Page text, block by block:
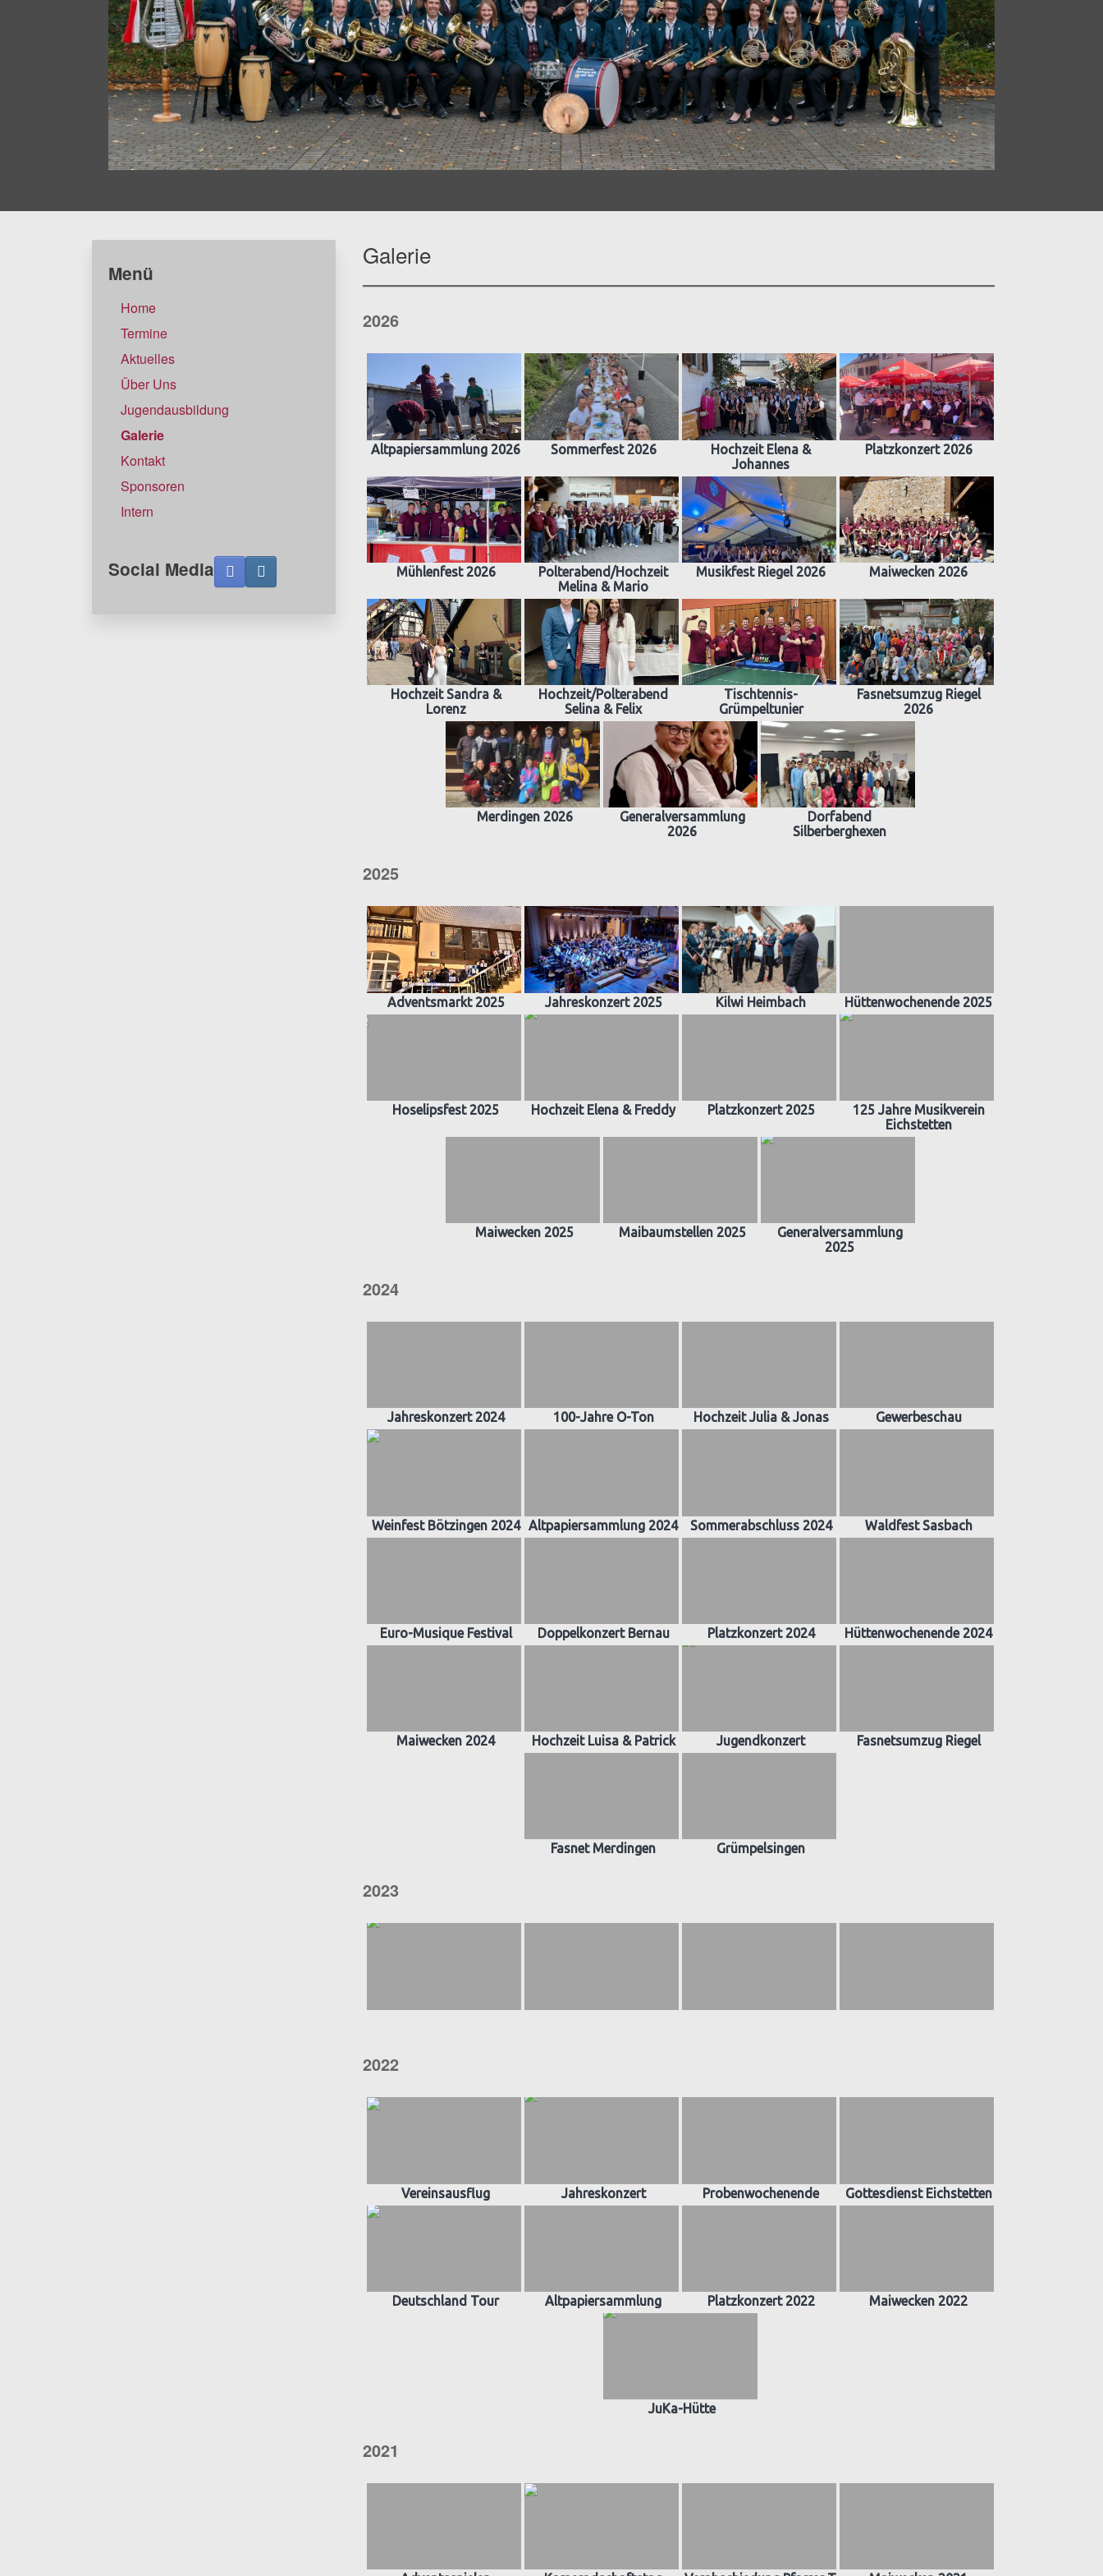
Galerie
2026
Altpapiersammlung 2026 Sommerfest 2026
Hochzeit Elena &
Johannes
Platzkonzert 2026
Mühlenfest 2026
Polterabend/Hochzeit
Melina & Mario
Musikfest Riegel 2026 Maiwecken 2026
Hochzeit Sandra &
Lorenz
Hochzeit/Polterabend
Selina & Felix
Tischtennis-
Grümpeltunier
Fasnetsumzug Riegel
2026
Merdingen 2026
Generalversammlung
2026
Dorfabend
Silberberghexen
2025
Adventsmarkt 2025 Jahreskonzert 2025 Kilwi Heimbach Hüttenwochenende 2025
Hoselipsfest 2025 Hochzeit Elena & Freddy Platzkonzert 2025
125 Jahre Musikverein
Eichstetten
Maiwecken 2025 Maibaumstellen 2025
Generalversammlung
2025
2024
Jahreskonzert 2024 100-Jahre O-Ton Hochzeit Julia & Jonas Gewerbeschau
Weinfest Bötzingen 2024 Altpapiersammlung 2024 Sommerabschluss 2024 Waldfest Sasbach
Euro-Musique Festival Doppelkonzert Bernau Platzkonzert 2024 Hüttenwochenende 2024
Maiwecken 2024 Hochzeit Luisa & Patrick Jugendkonzert Fasnetsumzug Riegel
Fasnet Merdingen Grümpelsingen
2023
2022
Vereinsausflug Jahreskonzert Probenwochenende Gottesdienst Eichstetten
Deutschland Tour Altpapiersammlung Platzkonzert 2022 Maiwecken 2022
JuKa-Hütte
2021
Menü
Home
Termine
Aktuelles
Über Uns
Jugendausbildung
Galerie
Kontakt
Sponsoren
Intern
Social Media